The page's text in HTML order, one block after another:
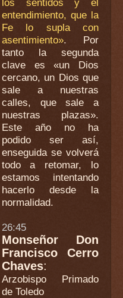
entendimiento, que la
Fe lo supla con
asentimiento». Por
tanto la segunda
clave es «un Dios
cercano, un Dios que
sale a nuestras
calles, que sale a
nuestras plazas».
Este año no ha
podido ser así,
enseguida se volverá
todo a retomar, lo
estamos intentando
hacerlo desde la
normalidad.
26:45
Monseñor Don
Francisco Cerro
Chaves:
Arzobispo Primado
de Toledo